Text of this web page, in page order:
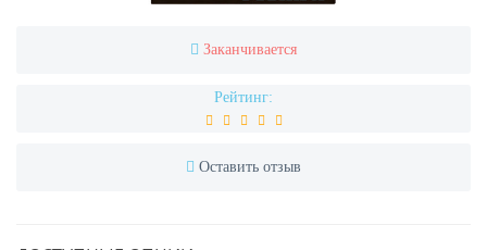
Заканчивается
Рейтинг:
Оставить отзыв